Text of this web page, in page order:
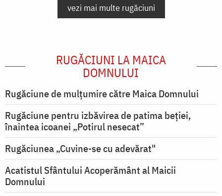
vezi mai multe rugăciuni
RUGĂCIUNI LA MAICA
DOMNULUI
Rugăciune de mulţumire către Maica Domnului
Rugăciune pentru izbăvirea de patima beției,
înaintea icoanei „Potirul nesecat”
Rugăciunea „Cuvine-se cu adevărat"
Acatistul Sfântului Acoperământ al Maicii
Domnului